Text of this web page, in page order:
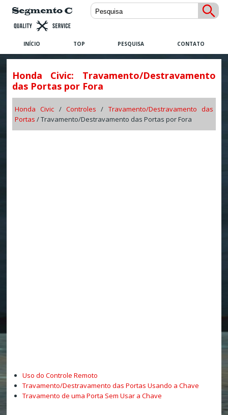
INÍCIO TOP PESQUISA CONTATO
Honda Civic: Travamento/Destravamento
das Portas por Fora
Honda Civic / Controles / Travamento/Destravamento das
Portas / Travamento/Destravamento das Portas por Fora
Uso do Controle Remoto
Travamento/Destravamento das Portas Usando a Chave
Travamento de uma Porta Sem Usar a Chave